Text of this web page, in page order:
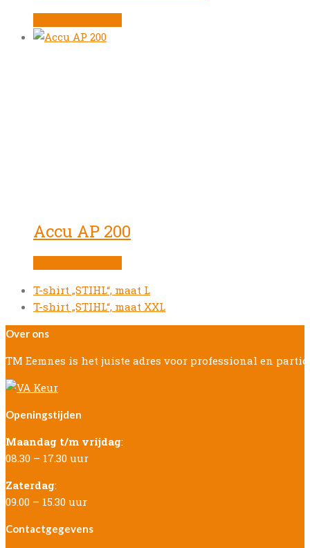
Accu AP 200
previous
post:
T-shirt „STIHL“, maat L
next
post:
T-shirt „STIHL“, maat XXL
Over ons
TM Eemnes is het juiste adres voor professional en
Openingstijden
Maandag t/m vrijdag:
08.30 – 17.30 uur
Zaterdag:
09.00 – 15.30 uur
Contactgegevens